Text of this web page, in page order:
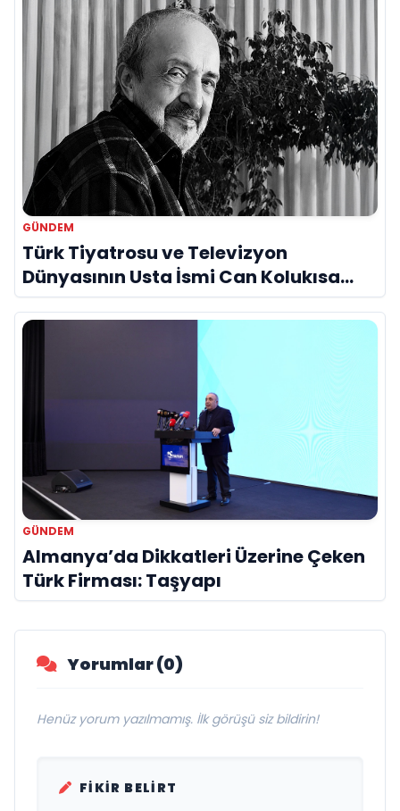
GÜNDEM
Türk Tiyatrosu ve Televizyon
Dünyasının Usta İsmi Can Kolukısa
Hayatını Kaybetti
GÜNDEM
Almanya’da Dikkatleri Üzerine Çeken
Türk Firması: Taşyapı
Yorumlar (0)
Henüz yorum yazılmamış. İlk görüşü siz bildirin!
FIKIR BELIRT